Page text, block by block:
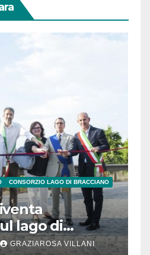
CONSORZIO LAGO DI BRACCIANO
lago di
GRAZIAROSA VILLANI